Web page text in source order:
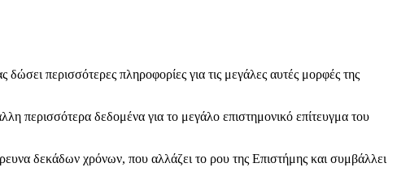
περισσότερες πληροφορίες για τις μεγάλες αυτές μορφές της
περισσότερα δεδομένα για το μεγάλο επιστημονικό επίτευγμα του
δεκάδων χρόνων, που αλλάζει το ρου της Επιστήμης και συμβάλλει